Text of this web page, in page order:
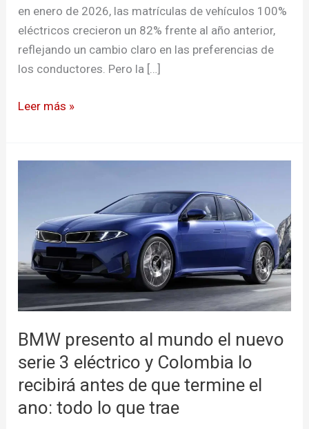
en enero de 2026, las matrículas de vehículos 100%
eléctricos crecieron un 82% frente al año anterior,
reflejando un cambio claro en las preferencias de
los conductores. Pero la […]
Leer más »
BMW presento al mundo el nuevo
serie 3 eléctrico y Colombia lo
recibirá antes de que termine el
ano: todo lo que trae
mundo
nuevo
3
y
Colombia
lo
recibirá